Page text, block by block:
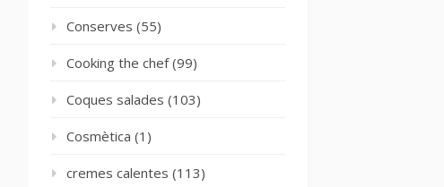
Conserves (55)
Cooking the chef(99)
Coques salades (103)
Cosmètica (1)
cremes calentes (113)